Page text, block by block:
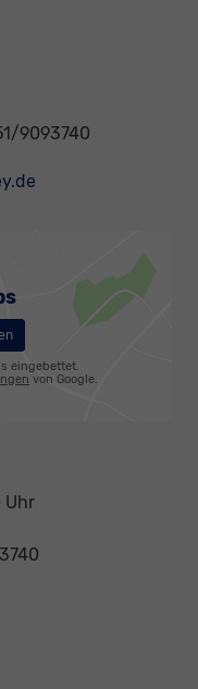
9093740
eingebettet.
von Google.
Uhr